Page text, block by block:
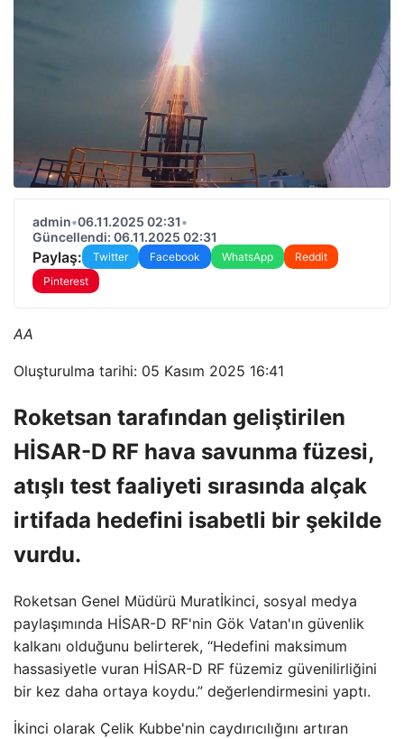
admin•06.11.2025 02:31•
Güncellendi: 06.11.2025 02:31
Paylaş: Twitter Facebook WhatsApp
Reddit
Pinterest
AA
Oluşturulma tarihi: 05 Kasım 2025 16:41
Roketsan tarafından geliştirilen
HİSAR-D RF hava savunma füzesi,
atışlı test faaliyeti sırasında alçak
irtifada hedefini isabetli bir şekilde
vurdu.
Roketsan Genel Müdürü Muratİkinci, sosyal medya
paylaşımında HİSAR-D RF'nin Gök Vatan'ın güvenlik
kalkanı olduğunu belirterek, “Hedefini maksimum
hassasiyetle vuran HİSAR-D RF füzemiz güvenilirliğini
bir kez daha ortaya koydu.” değerlendirmesini yaptı.
İkinci olarak Çelik Kubbe'nin caydırıcılığını artıran